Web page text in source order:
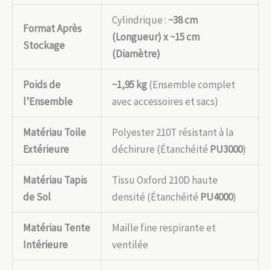
Format Après
Stockage
Cylindrique :~38 cm
(Longueur) x ~15 cm
(Diamètre)
Poids de
l’Ensemble
~1,95 kg(Ensemble complet
avec accessoires et sacs)
Matériau Toile
Extérieure
Polyester 210T résistant à la
déchirure (Étanchéité PU3000)
Matériau Tapis
de Sol
Tissu Oxford 210D haute
densité (Étanchéité PU4000)
Matériau Tente
Intérieure
Maille fine respirante et
ventilée